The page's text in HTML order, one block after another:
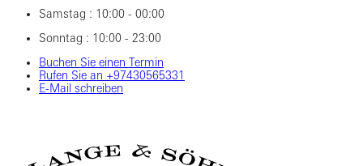
Samstag : 10:00 - 00:00
Sonntag : 10:00 - 23:00
Buchen Sie einen Termin
Rufen Sie an +97430565331
E-Mail schreiben